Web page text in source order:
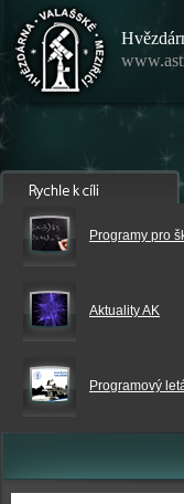
Programy pro
Aktuality AK
Programový